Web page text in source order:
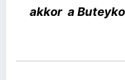
akkor a